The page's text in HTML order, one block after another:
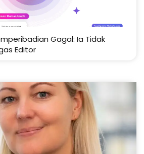
Gagal: Ia Tidak
Editor